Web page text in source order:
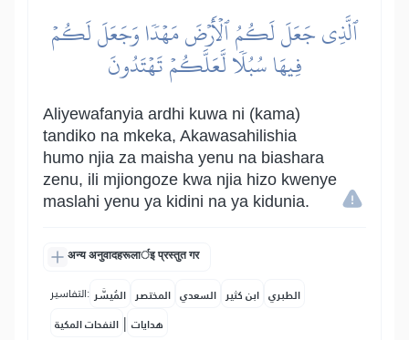
ٱلَّذِي جَعَلَ لَكُمُ ٱلۡأَرۡضَ مَهۡدٗا وَجَعَلَ لَكُمۡ
فِيهَا سُبُلٗا لَّعَلَّكُمۡ تَهۡتَدُونَ
Aliyewafanyia ardhi kuwa ni (kama)
tandiko na mkeka, Akawasahilishia
humo njia za maisha yenu na biashara
zenu, ili mjiongoze kwa njia hizo kwenye
maslahi yenu ya kidini na ya kidunia.
अन्य अनुवादहरूलार्इ प्रस्तुत गर
التفاسير: المُيسَّر المختصر السعدي ابن كثير الطبري
النفحات المكية | هدايات